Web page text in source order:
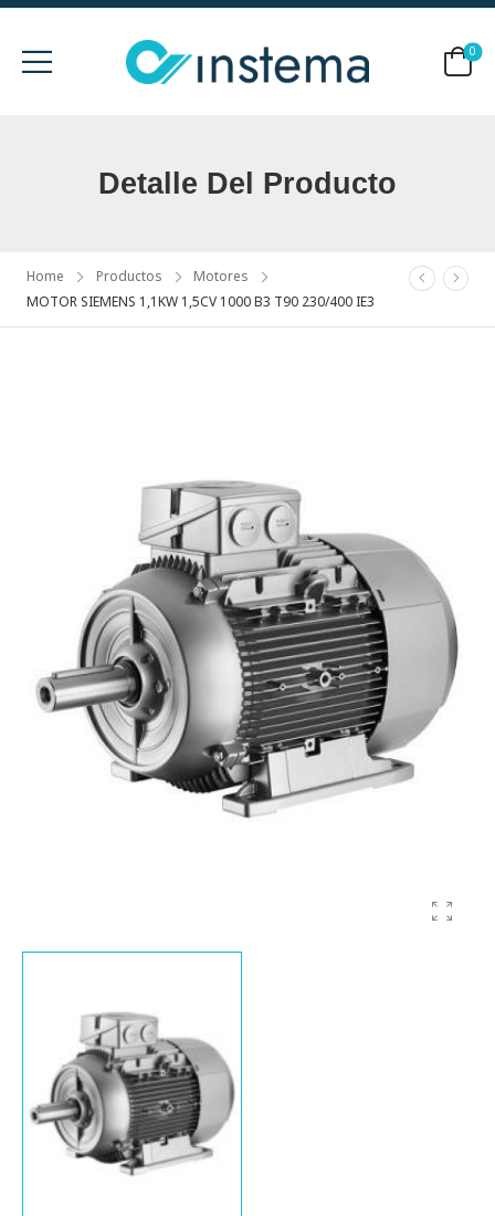
0
Detalle Del Producto
Home Productos
Motores
MOTOR SIEMENS 1,1KW 1,5CV 1000 B3 T90 230/400 IE3